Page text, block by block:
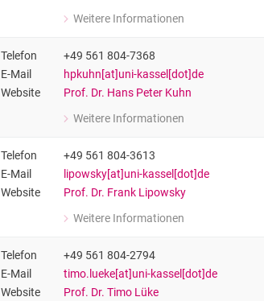
Weitere Informationen
zu Prof. Dr. Susanne Jurkowski
Telefon
+49 561 804-7368
E-Mail
hpkuhn[at]uni-kassel[dot]de
Website
Prof. Dr. Hans Peter Kuhn
Weitere Informationen
zu Prof. Dr. Hans Peter Kuhn
Telefon
+49 561 804-3613
E-Mail
lipowsky[at]uni-kassel[dot]de
Website
Prof. Dr. Frank Lipowsky
Weitere Informationen
zu Prof. Dr. Frank Lipowsky
Telefon
+49 561 804-2794
E-Mail
timo.lueke[at]uni-kassel[dot]de
Website
Prof. Dr. Timo Lüke